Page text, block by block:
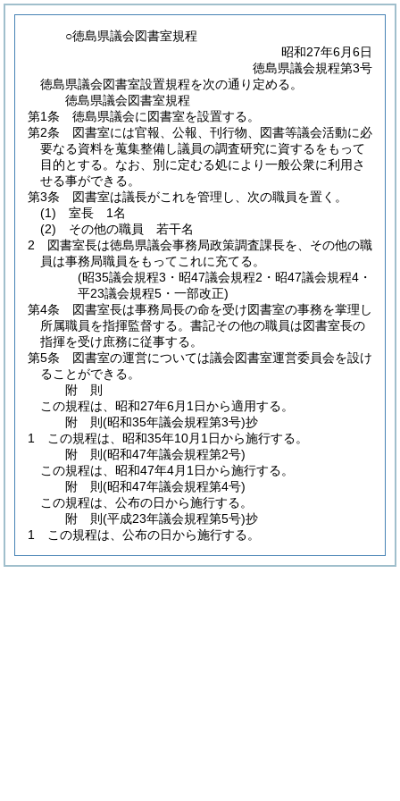
○徳島県議会図書室規程
昭和27年6月6日
徳島県議会規程第3号
徳島県議会図書室設置規程を次の通り定める。
徳島県議会図書室規程
第1条
徳島県議会に図書室を設置する。
第2条
図書室には官報、公報、刊行物、図書等議会活動に必
要なる資料を蒐集整備し議員の調査研究に資するをもって
目的とする。 なお、別に定むる処により一般公衆に利用さ
せる事ができる。
第3条
図書室は議長がこれを管理し、次の職員を置く。
(1)
室長 1名
(2)
その他の職員 若干名
2
図書室長は徳島県議会事務局政策調査課長を、その他の職
員は事務局職員をもってこれに充てる。
(昭35議会規程3・昭47議会規程2・昭47議会規程4・
平23議会規程5・一部改正)
第4条
図書室長は事務局長の命を受け図書室の事務を掌理し
所属職員を指揮監督する。 書記その他の職員は図書室長の
指揮を受け庶務に従事する。
第5条
図書室の運営については議会図書室運営委員会を設け
ることができる。
附 則
この規程は、昭和27年6月1日から適用する。
附 則(昭和35年議会規程第3号)抄
1
この規程は、昭和35年10月1日から施行する。
附 則(昭和47年議会規程第2号)
この規程は、昭和47年4月1日から施行する。
附 則(昭和47年議会規程第4号)
この規程は、公布の日から施行する。
附 則(平成23年議会規程第5号)抄
1
この規程は、公布の日から施行する。